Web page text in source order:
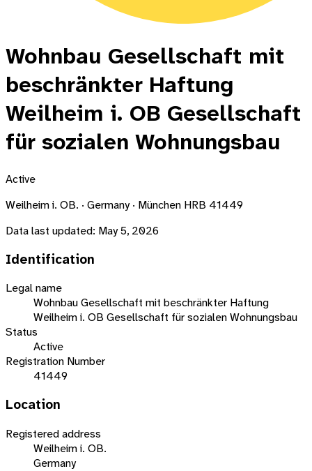
Wohnbau Gesellschaft mit
beschränkter Haftung
Weilheim i. OB Gesellschaft
für sozialen Wohnungsbau
Active
Weilheim i. OB. · Germany · München HRB 41449
Data last updated: May 5, 2026
Identification
Legal name
Wohnbau Gesellschaft mit beschränkter Haftung
Weilheim i. OB Gesellschaft für sozialen Wohnungsbau
Status
Active
Registration Number
41449
Location
Registered address
Weilheim i. OB.
Germany